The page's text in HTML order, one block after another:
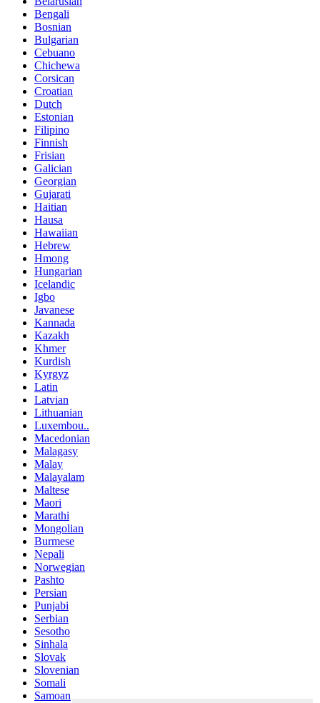
Bengali
Bosnian
Bulgarian
Cebuano
Chichewa
Corsican
Croatian
Dutch
Estonian
Filipino
Finnish
Frisian
Galician
Georgian
Gujarati
Haitian
Hausa
Hawaiian
Hebrew
Hmong
Hungarian
Icelandic
Igbo
Javanese
Kannada
Kazakh
Khmer
Kurdish
Kyrgyz
Latin
Latvian
Lithuanian
Luxembou..
Macedonian
Malagasy
Malay
Malayalam
Maltese
Maori
Marathi
Mongolian
Burmese
Nepali
Norwegian
Pashto
Persian
Punjabi
Serbian
Sesotho
Sinhala
Slovak
Slovenian
Somali
Samoan